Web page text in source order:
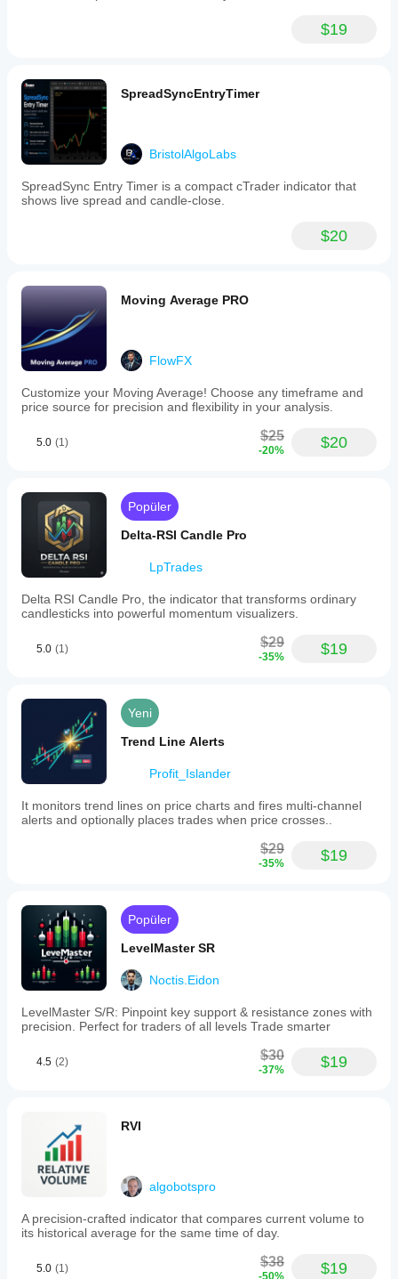
$19
SpreadSyncEntryTimer
BristolAlgoLabs
SpreadSync Entry Timer is a compact cTrader indicator that
shows live spread and candle-close.
$20
Moving Average PRO
FlowFX
Customize your Moving Average! Choose any timeframe and
price source for precision and flexibility in your analysis.
5.0 (1) $25
-20% $20
Popüler
Delta-RSI Candle Pro
LpTrades
Delta RSI Candle Pro, the indicator that transforms ordinary
candlesticks into powerful momentum visualizers.
5.0 (1) $29
-35% $19
Yeni
Trend Line Alerts
Profit_Islander
It monitors trend lines on price charts and fires multi-channel
alerts and optionally places trades when price crosses..
$29
-35% $19
Popüler
LevelMaster SR
Noctis.Eidon
LevelMaster S/R: Pinpoint key support & resistance zones with
precision. Perfect for traders of all levels Trade smarter
4.5 (2) $30
-37% $19
RVI
algobotspro
A precision-crafted indicator that compares current volume to
its historical average for the same time of day.
5.0 (1) $38
-50% $19